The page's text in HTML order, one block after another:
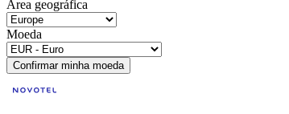
Área geográfica
Moeda
Confirmar minha moeda